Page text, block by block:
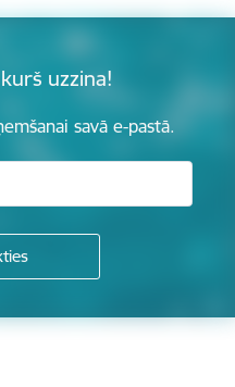
uzzina!
savā e-pastā.